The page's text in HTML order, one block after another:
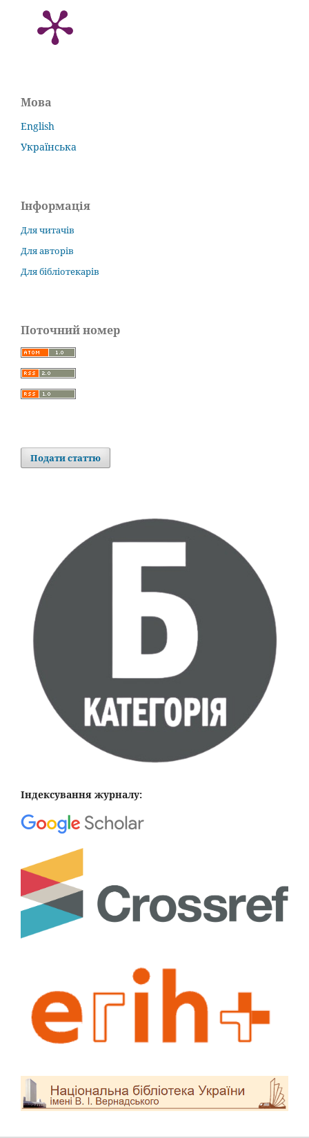
Мова
English
Українська
Інформація
Для читачів
Для авторів
Для бібліотекарів
Поточний номер
Подати статтю
Індексування журналу: